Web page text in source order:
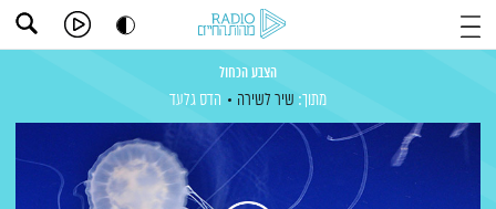
הצבע הכחול
מתוך: שיר לשירה הדס גלעד